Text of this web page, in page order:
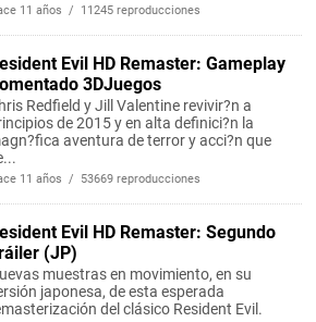
11 años / 11245 reproducciones
Evil HD Remaster: Gameplay
3DJuegos
Redfield y Jill Valentine revivir?n a
de 2015 y en alta definici?n la
aventura de terror y acci?n que
11 años / 53669 reproducciones
Evil HD Remaster: Segundo
(JP)
muestras en movimiento, en su
japonesa, de esta esperada
del clásico Resident Evil.